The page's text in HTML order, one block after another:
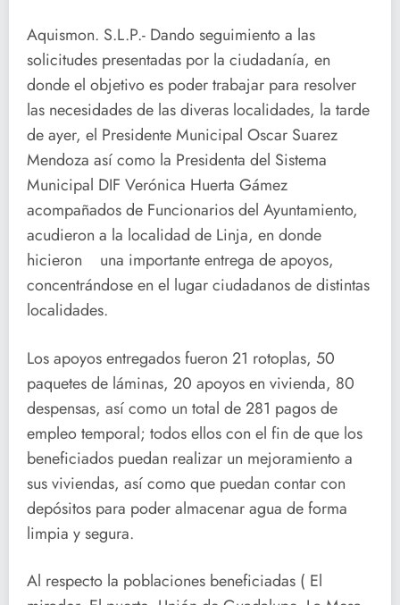
Aquismon. S.L.P.- Dando seguimiento a las
solicitudes presentadas por la ciudadanía, en
donde el objetivo es poder trabajar para resolver
las necesidades de las diveras localidades, la tarde
de ayer, el Presidente Municipal Oscar Suarez
Mendoza así como la Presidenta del Sistema
Municipal DIF Verónica Huerta Gámez
acompañados de Funcionarios del Ayuntamiento,
acudieron a la localidad de Linja, en donde
hicieron una importante entrega de apoyos,
concentrándose en el lugar ciudadanos de distintas
localidades.
Los apoyos entregados fueron 21 rotoplas, 50
paquetes de láminas, 20 apoyos en vivienda, 80
despensas, así como un total de 281 pagos de
empleo temporal; todos ellos con el fin de que los
beneficiados puedan realizar un mejoramiento a
sus viviendas, así como que puedan contar con
depósitos para poder almacenar agua de forma
limpia y segura.
Al respecto la poblaciones beneficiadas ( El